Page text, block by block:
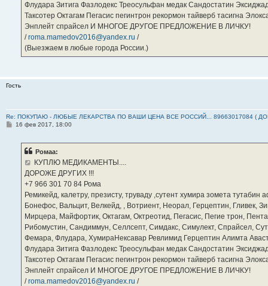
Флудара Зитига Фазлодекс Треосульфан медак Сандостатин
Таксотер Октагам Пегасис пегинтрон рекормон тайверб тасигна
Энплейт спрайсел И МНОГОЕ ДРУГОЕ ПРЕДЛОЖЕНИЕ В ЛИЧКУ!
/roma.mamedov2016@yandex.ru /
(Выезжаем в любые города России.)
Гость
Re: ПОКУПАЮ - ЛЮБЫЕ ЛЕКАРСТВА ПО ВАШИ ЦЕНА ВСЕ РОССИЙ... 89663017084 (
С16 фев 2017, 18:00
Ромаа:
КУПЛЮ МЕДИКАМЕНТЫ....
ДОРОЖЕ ДРУГИХ !!!
‪+7 966 301 70 84‬ Рома
Ремикейд, калетру, презисту, труваду ,сутент хумира зомета
Бонефос, Вальцит, Велкейд, , Вотриент, Неорал, Герцептин, Гливек,
Мирцера, Майфортик, Октагам, Октреотид, Пегасис, Пегие трон,
Рибомустин, Сандиммун, Селлсепт, Симдакс, Симулект, Спрайсел,
Фемара, Флудара, ХумираНексавар Ревлимид Герцептин Алимта
Флудара Зитига Фазлодекс Треосульфан медак Сандостатин
Таксотер Октагам Пегасис пегинтрон рекормон тайверб тасигна
Энплейт спрайсел И МНОГОЕ ДРУГОЕ ПРЕДЛОЖЕНИЕ В ЛИЧКУ!
/roma.mamedov2016@yandex.ru /